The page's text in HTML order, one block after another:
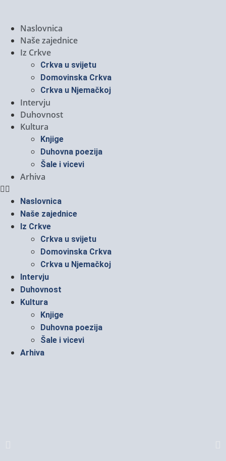
Naslovnica
Naše zajednice
Iz Crkve
Crkva u svijetu
Domovinska Crkva
Crkva u Njemačkoj
Intervju
Duhovnost
Kultura
Knjige
Duhovna poezija
Šale i vicevi
Arhiva
Naslovnica
Naše zajednice
Iz Crkve
Crkva u svijetu
Domovinska Crkva
Crkva u Njemačkoj
Intervju
Duhovnost
Kultura
Knjige
Duhovna poezija
Šale i vicevi
Arhiva